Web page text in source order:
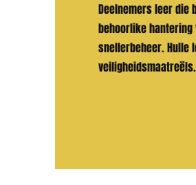
Deelnemers leer die
behoorlike hantering
snellerbeheer. Hulle
veiligheidsmaatreëls.